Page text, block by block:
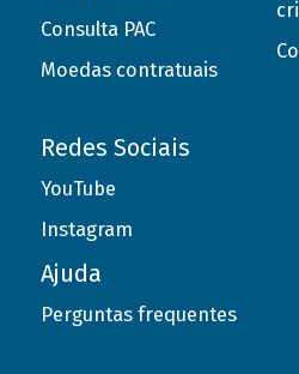
Consulta PAC
Moedas contratuais
Redes Sociais
YouTube
Instagram
Ajuda
Perguntas frequentes